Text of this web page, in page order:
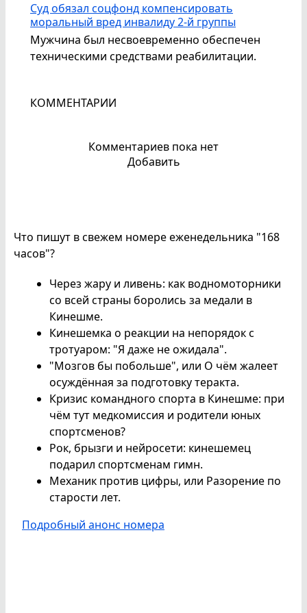
Суд обязал соцфонд компенсировать
моральный вред инвалиду 2-й группы
Мужчина был несвоевременно обеспечен
техническими средствами реабилитации.
КОММЕНТАРИИ
Комментариев пока нет
Добавить
Что пишут в свежем номере еженедельника "168
часов"?
Через жару и ливень: как водномоторники
со всей страны боролись за медали в
Кинешме.
Кинешемка о реакции на непорядок с
тротуаром: "Я даже не ожидала".
"Мозгов бы побольше", или О чём жалеет
осуждённая за подготовку теракта.
Кризис командного спорта в Кинешме: при
чём тут медкомиссия и родители юных
спортсменов?
Рок, брызги и нейросети: кинешемец
подарил спортсменам гимн.
Механик против цифры, или Разорение по
старости лет.
Подробный анонс номера